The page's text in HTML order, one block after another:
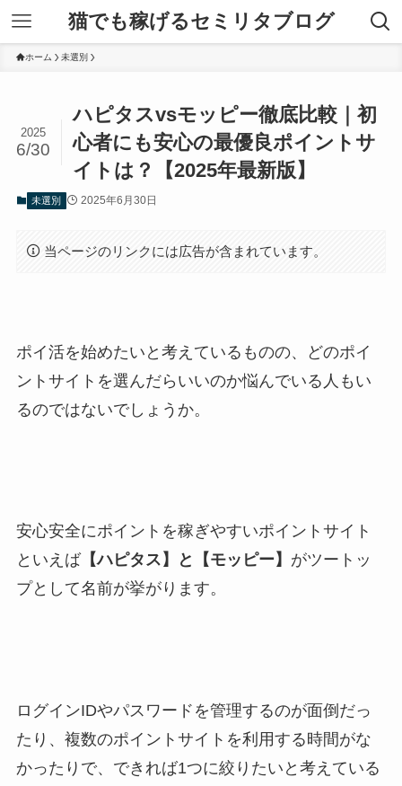
猫でも稼げるセミリタブログ
ホーム 未選別
ハピタスvsモッピー徹底比較｜初
心者にも安心の最優良ポイントサ
イトは？【2025年最新版】
2025
6/30
未選別 2025年6月30日
当ページのリンクには広告が含まれています。
ポイ活を始めたいと考えているものの、どのポイ
ントサイトを選んだらいいのか悩んでいる人もい
るのではないでしょうか。
安心安全にポイントを稼ぎやすいポイントサイト
といえば【ハピタス】と【モッピー】 がツートッ
プとして名前が挙がります。
ログインIDやパスワードを管理するのが面倒だっ
たり、複数のポイントサイトを利用する時間がな
かったりで、できれば1つに絞りたいと考えている